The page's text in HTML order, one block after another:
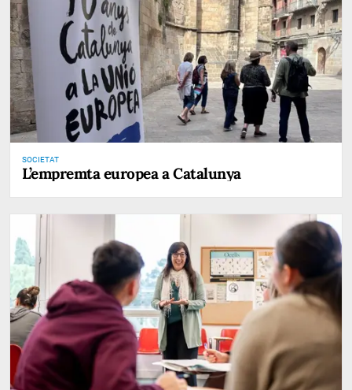
SOCIETAT
L’empremta europea a Catalunya